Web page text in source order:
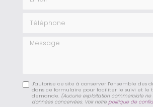
Message
J'autorise ce site à conserver l'ensemble des
dans ce formulaire pour faciliter le suivi et
demande. (Aucune exploitation commerciale ne
données concervées. Voir notre politique de